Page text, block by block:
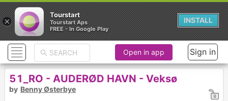
1
Open in app Sign in
51_RO - AUDERØD HAVN - Veksø
by Benny Østerbye
×
Tourstart
Tourstart Aps
FREE - In Google Play
INSTALL